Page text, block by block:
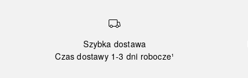
Szybka dostawa
Czas dostawy 1-3 dni robocze¹